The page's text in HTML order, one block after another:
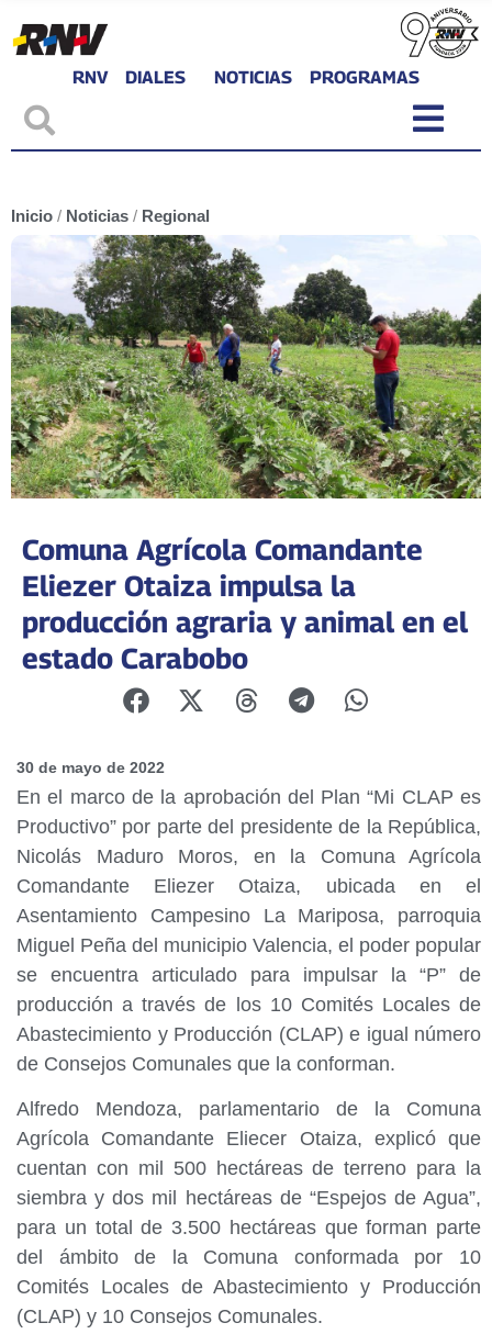
RNV DIALES NOTICIAS PROGRAMAS
Inicio / Noticias / Regional
Comuna Agrícola Comandante
Eliezer Otaiza impulsa la
producción agraria y animal en el
estado Carabobo
30 de mayo de 2022
En el marco de la aprobación del Plan “Mi CLAP es
Productivo” por parte del presidente de la República,
Nicolás Maduro Moros, en la Comuna Agrícola
Comandante Eliezer Otaiza, ubicada en el
Asentamiento Campesino La Mariposa, parroquia
Miguel Peña del municipio Valencia, el poder popular
se encuentra articulado para impulsar la “P” de
producción a través de los 10 Comités Locales de
Abastecimiento y Producción (CLAP) e igual número
de Consejos Comunales que la conforman.
Alfredo Mendoza, parlamentario de la Comuna
Agrícola Comandante Eliecer Otaiza, explicó que
cuentan con mil 500 hectáreas de terreno para la
siembra y dos mil hectáreas de “Espejos de Agua”,
para un total de 3.500 hectáreas que forman parte
del ámbito de la Comuna conformada por 10
Comités Locales de Abastecimiento y Producción
(CLAP) y 10 Consejos Comunales.